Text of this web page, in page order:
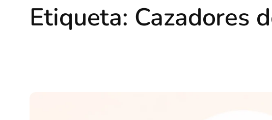
Etiqueta: Cazadores